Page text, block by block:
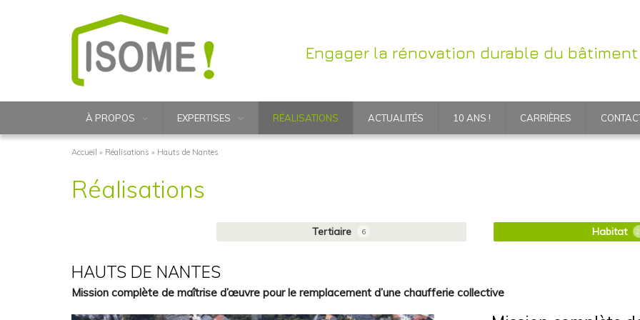
Engager la rénovation durable du bâtiment
À PROPOS EXPERTISES RÉALISATIONS ACTUALITÉS 10 ANS ! CARRIÈRES
Accueil » Réalisations » Hauts de Nantes
Réalisations
Tertiaire 6 Habitat
HAUTS DE NANTES
Mission complète de maîtrise d’œuvre pour le remplacement d’une chaufferie collective